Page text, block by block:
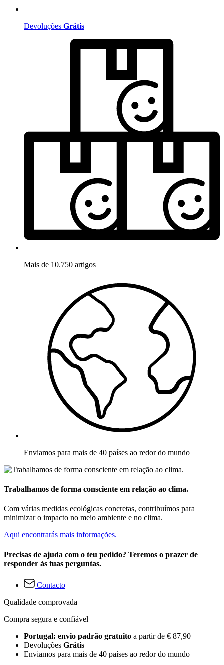
Devoluções Grátis
Mais de 10.750 artigos
Enviamos para mais de 40 países ao redor do mundo
Trabalhamos de forma consciente em relação ao clima.
Com várias medidas ecológicas concretas, contribuímos para
minimizar o impacto no meio ambiente e no clima.
Aqui encontrarás mais informações.
Precisas de ajuda com o teu pedido? Teremos o prazer de
responder às tuas perguntas.
Contacto
Qualidade comprovada
Compra segura e confiável
Portugal: envio padrão gratuito a partir de € 87,90
Devoluções Grátis
Enviamos para mais de 40 países ao redor do mundo